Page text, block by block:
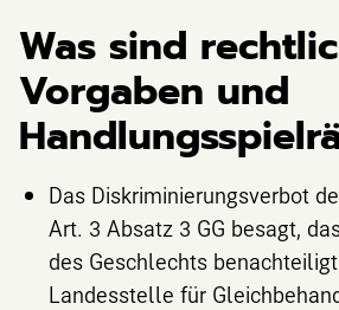
Was sind
Vorgaben und
Das Diskriminierungsverbot
Art. 3 Absatz 3 GG besagt,
des Geschlechts
Landesstelle für